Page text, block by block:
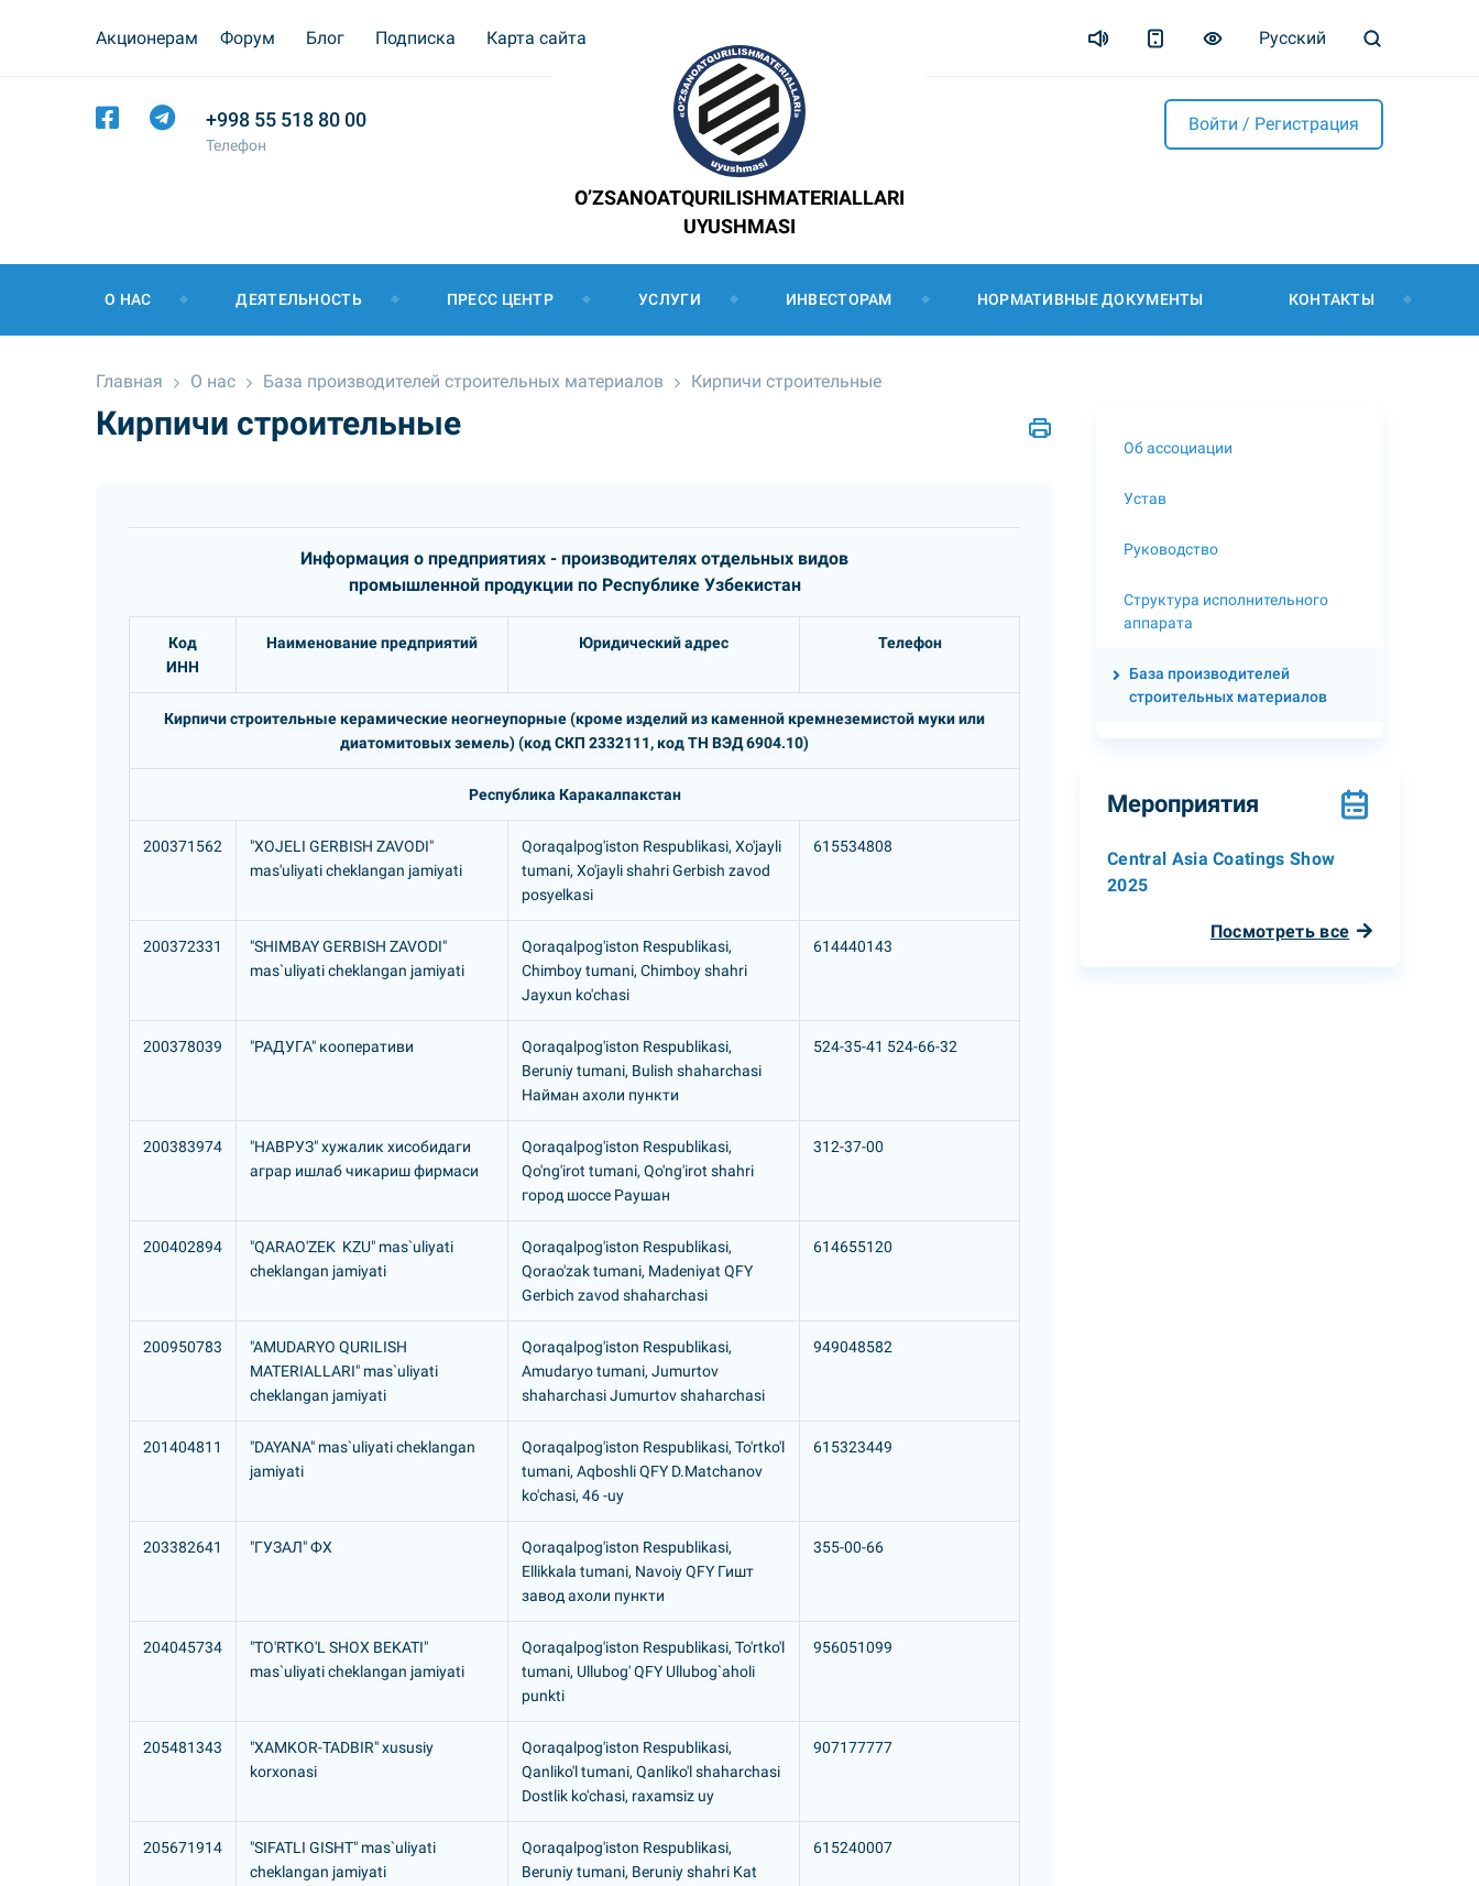
Акционерам Форум Блог Подписка Карта сайта Русский
+998 55 518 80 00
Телефон
Войти / Регистрация
O’ZSANOATQURILISHMATERIALLARI
UYUSHMASI
О НАС ДЕЯТЕЛЬНОСТЬ ПРЕСС ЦЕНТР УСЛУГИ ИНВЕСТОРАМ НОРМАТИВНЫЕ ДОКУМЕНТЫ КОНТАКТЫ
Главная О нас База производителей строительных материалов Кирпичи строительные
Кирпичи строительные
Информация о предприятиях - производителях отдельных видов
промышленной продукции по Республике Узбекистан
Код
ИНН
Наименование предприятий Юридический адрес Телефон
Кирпичи строительные керамические неогнеупорные (кроме изделий из каменной кремнеземистой муки или
диатомитовых земель) (код СКП 2332111, код ТН ВЭД 6904.10)
Республика Каракалпакстан
200371562
"XOJELI GERBISH ZAVODI"
mas'uliyati cheklangan jamiyati
Qoraqalpog'iston Respublikasi, Xo'jayli
tumani, Xo'jayli shahri Gerbish zavod
posyelkasi
615534808
200372331
"SHIMBAY GERBISH ZAVODI"
mas`uliyati cheklangan jamiyati
Qoraqalpog'iston Respublikasi,
Chimboy tumani, Chimboy shahri
Jayxun ko'chasi
614440143
200378039 "РАДУГА" кооперативи
Qoraqalpog'iston Respublikasi,
Beruniy tumani, Bulish shaharchasi
Hайман ахоли пункти
524-35-41 524-66-32
200383974
"HАВРУЗ" хужалик хисобидаги
аграр ишлаб чикариш фирмаси
Qoraqalpog'iston Respublikasi,
Qo'ng'irot tumani, Qo'ng'irot shahri
город шоссе Раушан
312-37-00
200402894
"QARAO'ZEK KZU" mas`uliyati
cheklangan jamiyati
Qoraqalpog'iston Respublikasi,
Qorao'zak tumani, Madeniyat QFY
Gerbich zavod shaharchasi
614655120
200950783
"AMUDARYO QURILISH
MATERIALLARI" mas`uliyati
cheklangan jamiyati
Qoraqalpog'iston Respublikasi,
Amudaryo tumani, Jumurtov
shaharchasi Jumurtov shaharchasi
949048582
201404811
"DAYANA" mas`uliyati cheklangan
jamiyati
Qoraqalpog'iston Respublikasi, To'rtko'l
tumani, Aqboshli QFY D.Matchanov
ko'chasi, 46 -uy
615323449
203382641 "ГУЗАЛ" ФХ
Qoraqalpog'iston Respublikasi,
Ellikkala tumani, Navoiy QFY Гишт
завод ахоли пункти
355-00-66
204045734
"TO'RTKO'L SHOX BEKATI"
mas`uliyati cheklangan jamiyati
Qoraqalpog'iston Respublikasi, To'rtko'l
tumani, Ullubog' QFY Ullubog`aholi
punkti
956051099
205481343
"XAMKOR-TADBIR" xususiy
korxonasi
Qoraqalpog'iston Respublikasi,
Qanliko'l tumani, Qanliko'l shaharchasi
Dostlik ko'chasi, raxamsiz uy
907177777
205671914
"SIFATLI GISHT" mas`uliyati
cheklangan jamiyati
Qoraqalpog'iston Respublikasi,
Beruniy tumani, Beruniy shahri Kat
615240007
Об ассоциации
Устав
Руководство
Структура исполнительного
аппарата
База производителей
строительных материалов
Мероприятия
Central Asia Coatings Show
2025
Посмотреть все